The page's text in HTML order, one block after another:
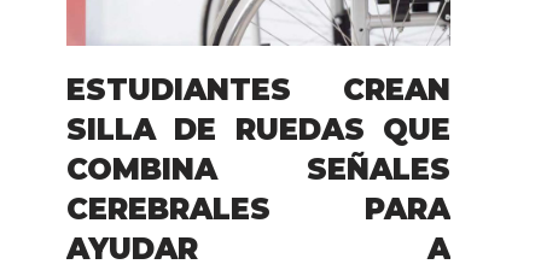
ESTUDIANTES CREAN
SILLA DE RUEDAS QUE
COMBINA SEÑALES
CEREBRALES PARA
AYUDAR A